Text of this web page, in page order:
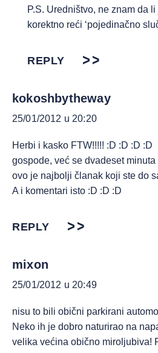
P.S. Uredništvo, ne znam da
korektno reći ‘pojedinačno
REPLY
kokoshbytheway
25/01/2012 u 20:20
Herbi i kasko FTW!!!!! :D :D :D :D
gospode, već se dvadeset
ovo je najbolji članak koji ste do
A i komentari isto :D :D :D
REPLY
mixon
25/01/2012 u 20:49
nisu to bili obični parkirani
Neko ih je dobro naturirao na
velika većina obično miroljubiva!